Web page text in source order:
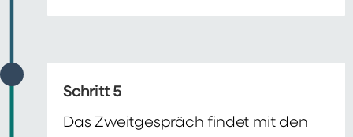
Schritt 5
Das Zweitgespräch findet mit den